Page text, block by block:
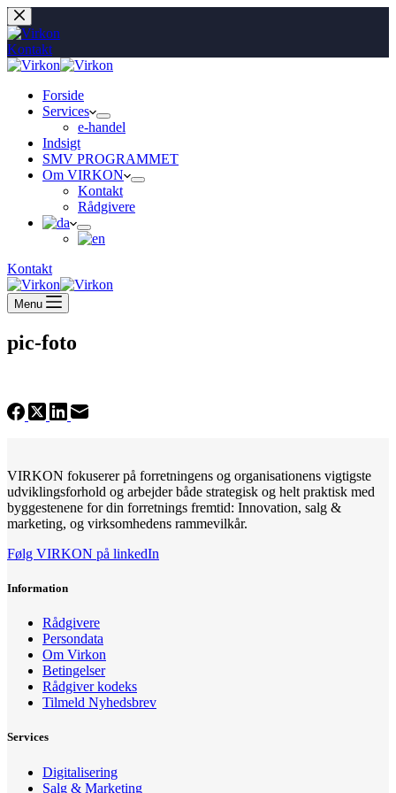
Fortsæt
til
indhold
Kontakt
Forside
Services
e-handel
Indsigt
SMV PROGRAMMET
Om VIRKON
Kontakt
Rådgivere
Kontakt
Menu
pic-foto
VIRKON fokuserer på forretningens og organisationens vigtigste
udviklingsforhold og arbejder både strategisk og helt praktisk med
byggestenene for din forretnings fremtid: Innovation, salg &
marketing, og virksomhedens rammevilkår.
Følg VIRKON på linkedIn
Information
Rådgivere
Persondata
Om Virkon
Betingelser
Rådgiver kodeks
Tilmeld Nyhedsbrev
Services
Digitalisering
Salg & Marketing